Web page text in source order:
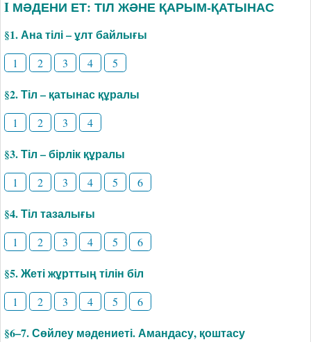
I МӘДЕНИ ЕТ: ТІЛ ЖӘНЕ ҚАРЫМ-ҚАТЫНАС
§1. Ана тілі – ұлт байлығы
1 2 3 4 5
§2. Тіл – қатынас құралы
1 2 3 4
§3. Тіл – бірлік құралы
1 2 3 4 5 6
§4. Тіл тазалығы
1 2 3 4 5 6
§5. Жеті жұрттың тілін біл
1 2 3 4 5 6
§6–7. Сөйлеу мәдениеті. Амандасу, қоштасу